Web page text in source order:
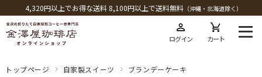
4,320円以上でお得な送料 8,100円以上で送料無料（沖縄・北海道除く）
ログイン カート
トップページ 自家製スイーツ ブランデーケーキ